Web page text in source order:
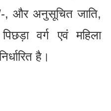
, और अनुसूचित जाति,
वर्ग एवं महिला
है।